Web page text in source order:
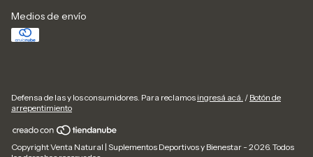
Medios de envío
Defensa de las y los consumidores. Para reclamos ingresá acá. / Botón de
arrepentimiento
Copyright Venta Natural | Suplementos Deportivos y Bienestar - 2026. Todos